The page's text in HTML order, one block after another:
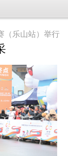
（乐山站）举行